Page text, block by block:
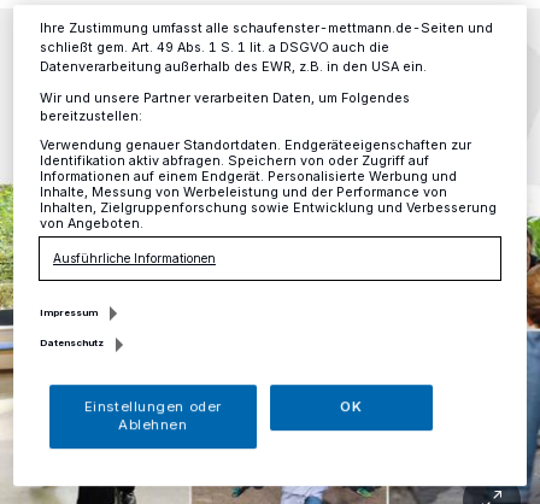
Ihre Zustimmung umfasst alle schaufenster-mettmann.de-Seiten und
schließt gem. Art. 49 Abs. 1 S. 1 lit. a DSGVO auch die
Datenverarbeitung außerhalb des EWR, z.B. in den USA ein.
Wir und unsere Partner verarbeiten Daten, um Folgendes
bereitzustellen:
Verwendung genauer Standortdaten. Endgeräteeigenschaften zur
Identifikation aktiv abfragen. Speichern von oder Zugriff auf
Informationen auf einem Endgerät. Personalisierte Werbung und
Inhalte, Messung von Werbeleistung und der Performance von
Inhalten, Zielgruppenforschung sowie Entwicklung und Verbesserung
von Angeboten.
Ausführliche Informationen
Impressum
Datenschutz
Einstellungen oder
Ablehnen
OK